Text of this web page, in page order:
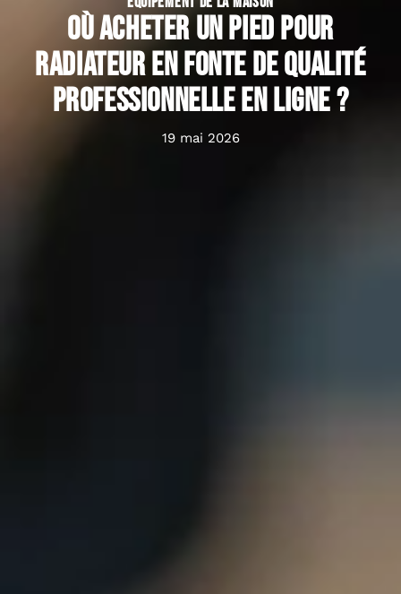
Où acheter un pied pour
radiateur en fonte de qualité
professionnelle en ligne ?
19 mai 2026